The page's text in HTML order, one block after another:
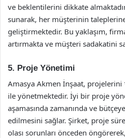
ve beklentilerini dikkate
sunarak, her müşterinin
geliştirmektedir. Bu yaklaşım,
artırmakta ve müşteri sadakatini
5. Proje Yönetimi
Amasya Akmen İnşaat,
ile yönetmektedir. İyi bir proje
aşamasında zamanında ve
edilmesini sağlar. Şirket, proje
olası sorunları önceden